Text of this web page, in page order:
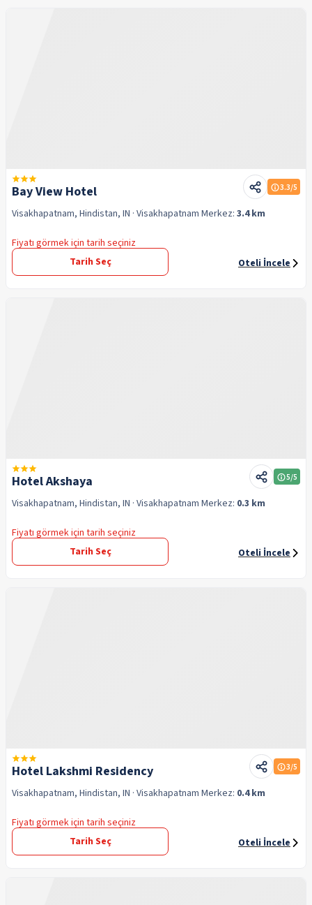
Bay View Hotel 3.3/5
Visakhapatnam, Hindistan, IN · Visakhapatnam Merkez: 3.4 km
Fiyatı görmek için tarih seçiniz
Tarih Seç
Oteli İncele
Hotel Akshaya 5/5
Visakhapatnam, Hindistan, IN · Visakhapatnam Merkez: 0.3 km
Fiyatı görmek için tarih seçiniz
Tarih Seç
Oteli İncele
Hotel Lakshmi Residency 3/5
Visakhapatnam, Hindistan, IN · Visakhapatnam Merkez: 0.4 km
Fiyatı görmek için tarih seçiniz
Tarih Seç
Oteli İncele